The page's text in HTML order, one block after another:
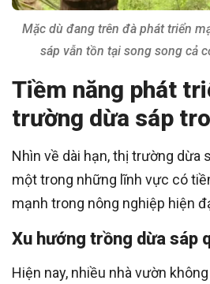
Mặc dù đang trên đà phát triển
sáp vẫn tồn tại song song cả
Tiềm năng phát
trường dừa sáp
Nhìn về dài hạn, thị trường dừa
một trong những lĩnh vực có
mạnh trong nông nghiệp hiện
Xu hướng trồng dừa sáp
Hiện nay, nhiều nhà vườn